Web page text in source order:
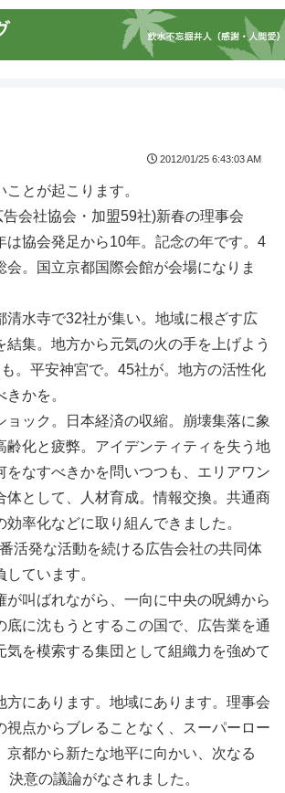
2012/01/25 6:43:03 AM
とが起こります。
会社協会・加盟59社)新春の理事会
は協会発足から10年。記念の年です。4
会。国立京都国際会館が会場になりま
清水寺で32社が集い。地域に根ざす広
結集。地方から元気の火の手を上げよう
。平安神宮で。45社が。地方の活性化
かを。
ョック。日本経済の収縮。崩壊集落に象
齢化と疲弊。アイデンティティを失う地
をなすべきかを問いつつも、エリアワン
体として、人材育成。情報交換。共通商
率化などに取り組んできました。
活発な活動を続ける広告会社の共同体
ています。
が叫ばれながら、一向に中央の呪縛から
底に沈もうとするこの国で、広告業を通
気を模索する集団として組織力を強めて
方にあります。地域にあります。理事会
視点からブレることなく、スーパーロー
京都から新たな地平に向かい、次なる
決意の議論がなされました。